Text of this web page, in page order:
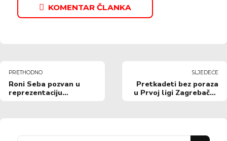
KOMENTAR ČLANKA
PRETHODNO
Roni Seba pozvan u
reprezentaciju
SLJEDEĆE
Pretkadeti bez poraza
u Prvoj ligi Zagrebačke